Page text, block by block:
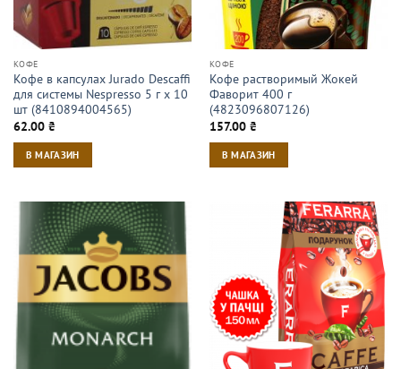
КОФЕ
Кофе в капсулах Jurado Descaffi
для системы Nespresso 5 г х 10
шт (8410894004565)
62.00 ₴
В МАГАЗИН
КОФЕ
Кофе растворимый Жокей
Фаворит 400 г
(4823096807126)
157.00 ₴
В МАГАЗИН